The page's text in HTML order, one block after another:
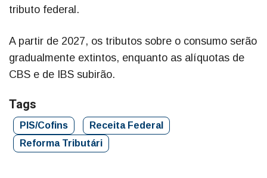
tributo federal.
A partir de 2027, os tributos sobre o consumo serão
gradualmente extintos, enquanto as alíquotas de
CBS e de IBS subirão.
Tags
PIS/Cofins
Receita Federal
Reforma Tributári